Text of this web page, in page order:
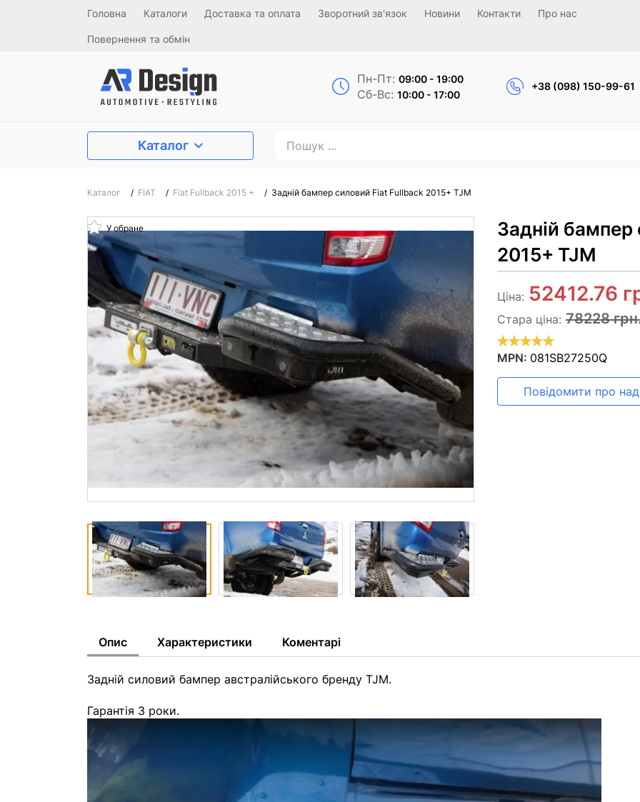
Головна Каталоги Доставка та оплата Зворотний зв'язок Новини Контакти Про нас
Повернення та обмін
Пн-Пт: 09:00 - 19:00
Сб-Вс: 10:00 - 17:00
+38 (098) 150-99-61
Каталог
Каталог / FIAT / Fiat Fullback 2015 + / Задній бампер силовий Fiat Fullback 2015+ TJM
У обране
Задній
2015+ TJM
Ціна: 52412.76
Стара ціна: 78228
MPN: 081SB27250Q
Повідомити про
Опис Характеристики Коментарі
Задній силовий бампер австралійського бренду TJM.
Гарантія 3 роки.